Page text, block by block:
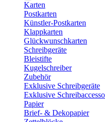
Karten
Postkarten
Künstler-Postkarten
Klappkarten
Glückwunschkarten
Schreibgeräte
Bleistifte
Kugelschreiber
Zubehör
Exklusive Schreibgeräte
Exklusive
Papier
Brief- & Dekopapier